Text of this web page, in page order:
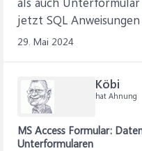
jetzt SQL
29. Mai 2024
Köbi
hat Ahnung
MS Access Formular:
Unterformularen